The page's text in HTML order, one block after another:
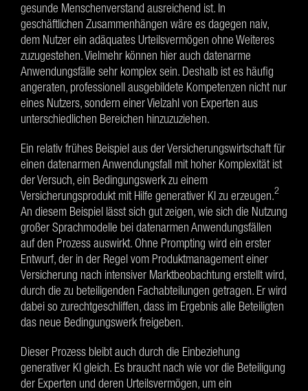
gesunde Menschenverstand ausreichend ist. In
geschäftlichen Zusammenhängen wäre es dagegen naiv,
dem Nutzer ein adäquates Urteilsvermögen ohne Weiteres
zuzugestehen. Vielmehr können hier auch datenarme
Anwendungsfälle sehr komplex sein. Deshalb ist es häufig
angeraten, professionell ausgebildete Kompetenzen nicht nur
eines Nutzers, sondern einer Vielzahl von Experten aus
unterschiedlichen Bereichen hinzuzuziehen.
Ein relativ frühes Beispiel aus der Versicherungswirtschaft für
einen datenarmen Anwendungsfall mit hoher Komplexität ist
der Versuch, ein Bedingungswerk zu einem
Versicherungsprodukt mit Hilfe generativer KI zu erzeugen.2
An diesem Beispiel lässt sich gut zeigen, wie sich die Nutzung
großer Sprachmodelle bei datenarmen Anwendungsfällen
auf den Prozess auswirkt. Ohne Prompting wird ein erster
Entwurf, der in der Regel vom Produktmanagement einer
Versicherung nach intensiver Marktbeobachtung erstellt wird,
durch die zu beteiligenden Fachabteilungen getragen. Er wird
dabei so zurechtgeschliffen, dass im Ergebnis alle Beteiligten
das neue Bedingungswerk freigeben.
Dieser Prozess bleibt auch durch die Einbeziehung
generativer KI gleich. Es braucht nach wie vor die Beteiligung
der Experten und deren Urteilsvermögen, um ein